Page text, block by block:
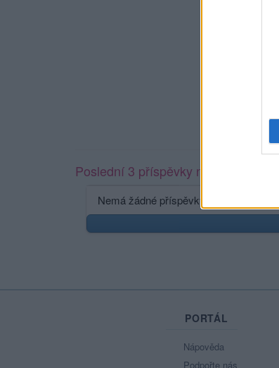
Poslední 3 příspěvky na mé zdi
Nemá žádné příspěvky
PORTÁL
Nápověda
Podpořte nás